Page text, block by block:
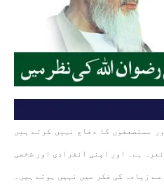
مستضعفوں کا دفاع نہیں کرتے ہیں
ہے۔ اور اپنی انفرادی اور شخصی
زیادہ کی فکر میں نہیں ہوتے ہیں۔